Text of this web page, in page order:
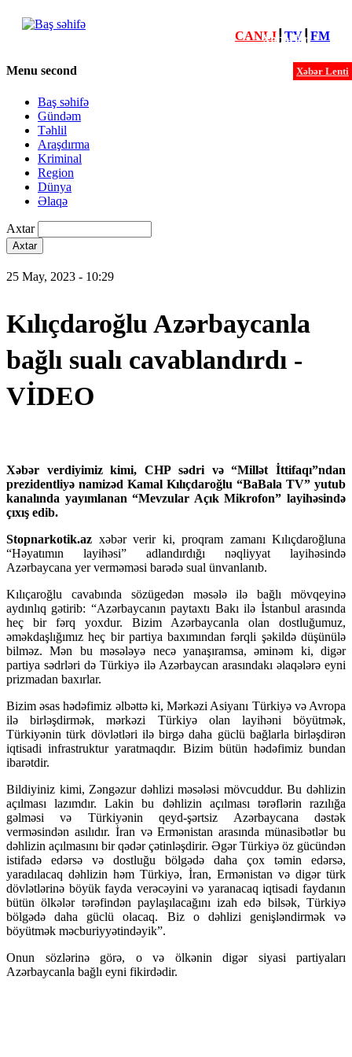
Xəbərlər
Xəbər Lenti
CANLI┃ TV┃ FM
Menu second
Baş səhifə
Gündəm
Təhlil
Araşdırma
Kriminal
Region
Dünya
Əlaqə
Axtar
25 May, 2023 - 10:29
Kılıçdaroğlu Azərbaycanla
bağlı sualı cavablandırdı -
VİDEO
Xəbər verdiyimiz kimi, CHP sədri və “Millət İttifaqı”ndan
prezidentliyə namizəd Kamal Kılıçdaroğlu “BaBala TV” yutub
kanalında yayımlanan “Mevzular Açık Mikrofon” layihəsində
çıxış edib.
Stopnarkotik.az xəbər verir ki, proqram zamanı Kılıçdaroğluna
“Həyatımın layihəsi” adlandırdığı nəqliyyat layihəsində
Azərbaycana yer verməməsi barədə sual ünvanlanıb.
Kılıçaroğlu cavabında sözügedən məsələ ilə bağlı mövqeyinə
aydınlıq gətirib: “Azərbaycanın paytaxtı Bakı ilə İstanbul arasında
heç bir fərq yoxdur. Bizim Azərbaycanla olan dostluğumuz,
əməkdaşlığımız heç bir partiya baxımından fərqli şəkildə düşünülə
bilməz. Mən bu məsələyə necə yanaşıramsa, əminəm ki, digər
partiya sədrləri də Türkiyə ilə Azərbaycan arasındakı əlaqələrə eyni
prizmadan baxırlar.
Bizim əsas hədəfimiz əlbəttə ki, Mərkəzi Asiyanı Türkiyə və Avropa
ilə birləşdirmək, mərkəzi Türkiyə olan layihəni böyütmək,
Türkiyənin türk dövlətləri ilə birgə daha güclü bağlarla birləşdirən
iqtisadi infrastruktur yaratmaqdır. Bizim bütün hədəfimiz bundan
ibarətdir.
Bildiyiniz kimi, Zəngəzur dəhlizi məsələsi mövcuddur. Bu dəhlizin
açılması lazımdır. Lakin bu dəhlizin açılması tərəflərin razılığa
gəlməsi və Türkiyənin qeyd-şərtsiz Azərbaycana dəstək
verməsindən asılıdır. İran və Ermənistan arasında münasibətlər bu
dəhlizin açılmasını bir qədər çətinləşdirir. Əgər Türkiyə öz gücündən
istifadə edərsə və dostluğu bölgədə daha çox təmin edərsə,
yaradılacaq dəhlizin həm Türkiyə, İran, Ermənistan və digər türk
dövlətlərinə böyük fayda verəcəyini və yaranacaq iqtisadi faydanın
bütün ölkələr tərəfindən paylaşılacağını izah edə bilsək, Türkiyə
bölgədə daha güclü olacaq. Biz o dəhlizi genişləndirmək və
böyütmək məcburiyyətindəyik”.
Onun sözlərinə görə, o və ölkənin digər siyasi partiyaları
Azərbaycanla bağlı eyni fikirdədir.